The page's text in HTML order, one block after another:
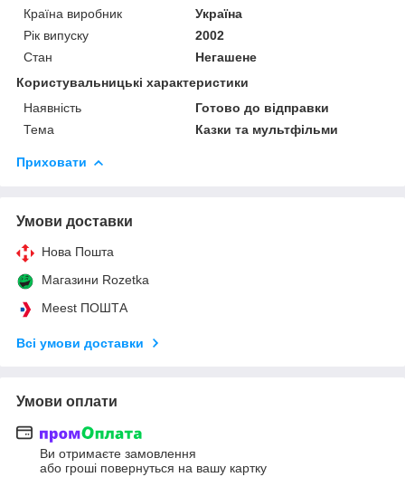
Країна виробник
Україна
Рік випуску
2002
Стан
Негашене
Користувальницькі характеристики
Наявність
Готово до відправки
Тема
Казки та мультфільми
Приховати
Умови доставки
Нова Пошта
Магазини Rozetka
Meest ПОШТА
Всі умови доставки
Умови оплати
Ви отримаєте замовлення
або гроші повернуться на вашу картку